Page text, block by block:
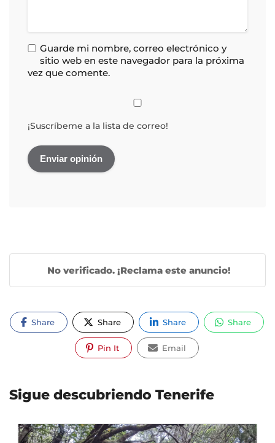
Guarde mi nombre, correo electrónico y
sitio web en este navegador para la próxima
vez que comente.
¡Suscríbeme a la lista de correo!
No verificado. ¡Reclama este anuncio!
Share Share Share Share
Pin It Email
Sigue descubriendo Tenerife